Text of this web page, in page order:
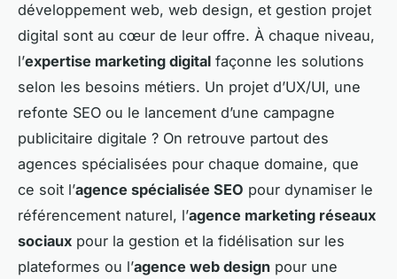
développement web, web design, et gestion projet
digital sont au cœur de leur offre. À chaque niveau,
l’expertise marketing digital façonne les solutions
selon les besoins métiers. Un projet d’UX/UI, une
refonte SEO ou le lancement d’une campagne
publicitaire digitale ? On retrouve partout des
agences spécialisées pour chaque domaine, que
ce soit l’agence spécialisée SEO pour dynamiser le
référencement naturel, l’agence marketing réseaux
sociaux pour la gestion et la fidélisation sur les
plateformes ou l’agence web design pour une